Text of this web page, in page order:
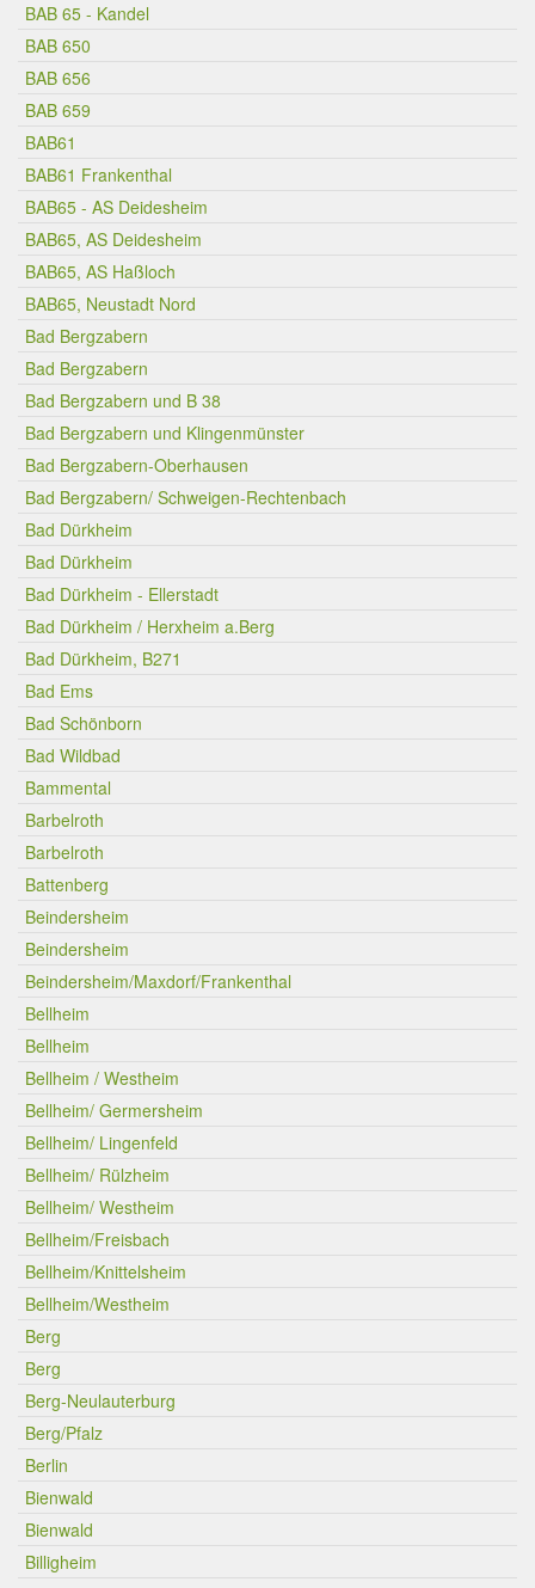
BAB 65 - Kandel
BAB 650
BAB 656
BAB 659
BAB61
BAB61 Frankenthal
BAB65 - AS Deidesheim
BAB65, AS Deidesheim
BAB65, AS Haßloch
BAB65, Neustadt Nord
Bad Bergzabern
Bad Bergzabern
Bad Bergzabern und B 38
Bad Bergzabern und Klingenmünster
Bad Bergzabern-Oberhausen
Bad Bergzabern/ Schweigen-Rechtenbach
Bad Dürkheim
Bad Dürkheim
Bad Dürkheim - Ellerstadt
Bad Dürkheim / Herxheim a.Berg
Bad Dürkheim, B271
Bad Ems
Bad Schönborn
Bad Wildbad
Bammental
Barbelroth
Barbelroth
Battenberg
Beindersheim
Beindersheim
Beindersheim/Maxdorf/Frankenthal
Bellheim
Bellheim
Bellheim / Westheim
Bellheim/ Germersheim
Bellheim/ Lingenfeld
Bellheim/ Rülzheim
Bellheim/ Westheim
Bellheim/Freisbach
Bellheim/Knittelsheim
Bellheim/Westheim
Berg
Berg
Berg-Neulauterburg
Berg/Pfalz
Berlin
Bienwald
Bienwald
Billigheim